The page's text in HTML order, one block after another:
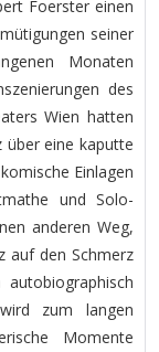
Foerster einen
seiner
Monaten
des
Wien hatten
über eine kaputte
Einlagen
und Solo-
anderen Weg,
auf den Schmerz
zum langen
Momente